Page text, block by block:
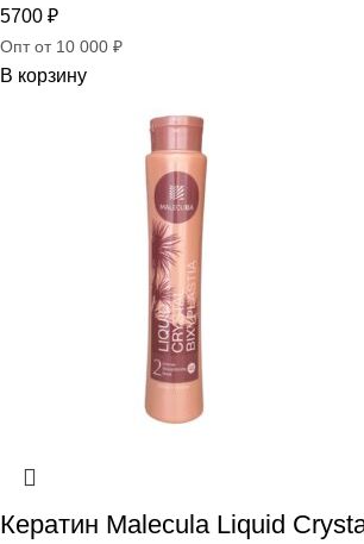
5700 ₽
Опт от 10 000 ₽
В корзину
Кератин Malecula Liquid